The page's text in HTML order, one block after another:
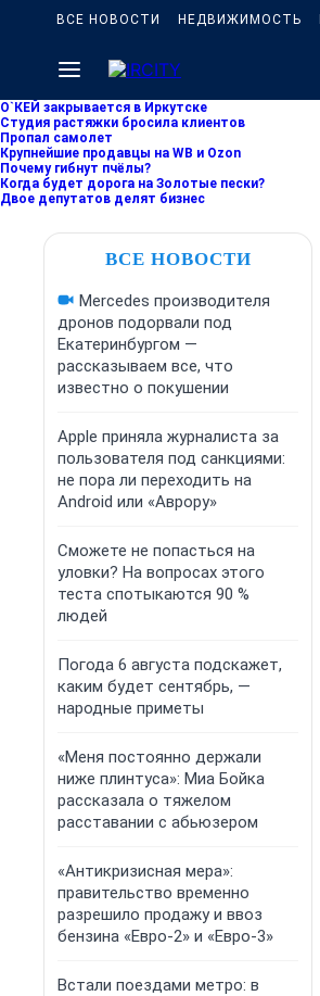
ВСЕ НОВОСТИ НЕДВИЖИМОСТЬ
О`КЕЙ закрывается в Иркутске
Студия растяжки бросила клиентов
Пропал самолет
Крупнейшие продавцы на WB и Ozon
Почему гибнут пчёлы?
Когда будет дорога на Золотые пески?
Двое депутатов делят бизнес
ВСЕ НОВОСТИ
Mercedes производителя
дронов подорвали под
Екатеринбургом —
рассказываем все, что
известно о покушении
Apple приняла журналиста за
пользователя под санкциями:
не пора ли переходить на
Android или «Аврору»
Сможете не попасться на
уловки? На вопросах этого
теста спотыкаются 90 %
людей
Погода 6 августа подскажет,
каким будет сентябрь, —
народные приметы
«Меня постоянно держали
ниже плинтуса»: Миа Бойка
рассказала о тяжелом
расставании с абьюзером
«Антикризисная мера»:
правительство временно
разрешило продажу и ввоз
бензина «Евро-2» и «Евро-3»
Встали поездами метро: в